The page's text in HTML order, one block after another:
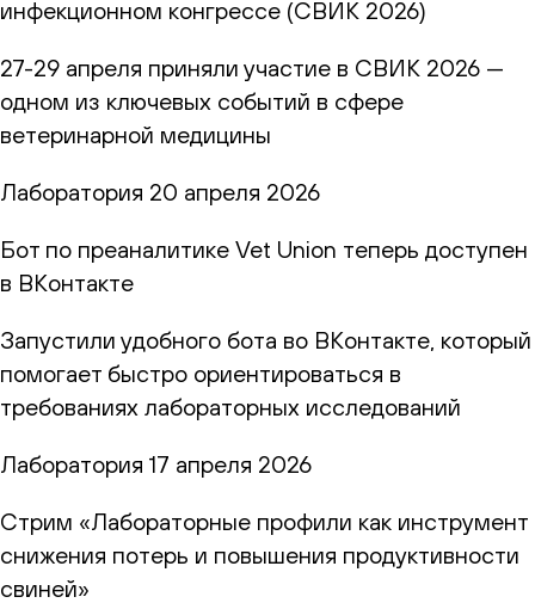
инфекционном конгрессе (СВИК 2026)
27-29 апреля приняли участие в СВИК 2026 —
одном из ключевых событий в сфере
ветеринарной медицины
Лаборатория 20 апреля 2026
Бот по преаналитике Vet Union теперь доступен
в ВКонтакте
Запустили удобного бота во ВКонтакте, который
помогает быстро ориентироваться в
требованиях лабораторных исследований
Лаборатория 17 апреля 2026
Стрим «Лабораторные профили как инструмент
снижения потерь и повышения продуктивности
свиней»